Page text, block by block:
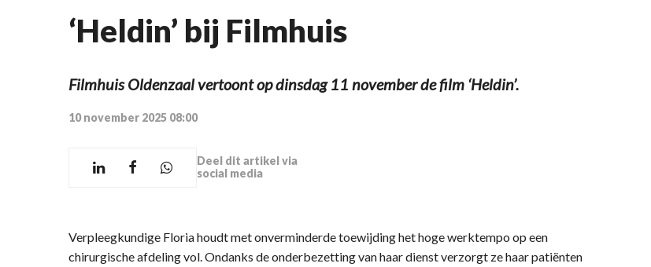
‘Heldin’ bij Filmhuis
Filmhuis Oldenzaal vertoont op dinsdag 11 november de film ‘Heldin’.
10 november 2025 08:00
Deel dit artikel via
social media
Verpleegkundige Floria houdt met onverminderde toewijding het hoge werktempo op een
chirurgische afdeling vol. Ondanks de onderbezetting van haar dienst verzorgt ze haar patiënten